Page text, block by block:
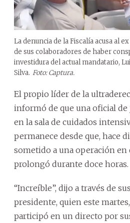
La denuncia de la Fiscalía acusa al
de sus colaboradores de haber
investidura del actual mandatario,
Silva. Foto: Captura.
El propio líder de la
informó de que una oficial
en la sala de cuidados
permanece desde que, hace
sometido a una operación en
prolongó durante doce horas.
“Increíble”, dijo a través de
presidente, quien este
participó en un directo por